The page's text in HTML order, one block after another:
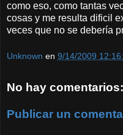
como eso, como tantas
cosas y me resulta dificil
veces que no se debería
Unknown en 9/14/2009
No hay comentarios:
Publicar un